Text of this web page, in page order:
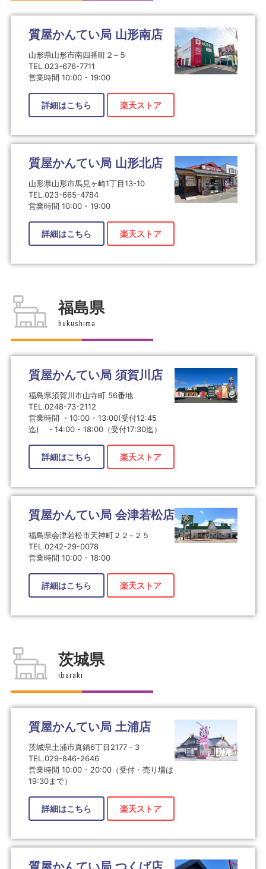
質屋かんてい局 山形南店
山形県山形市南四番町２−５
TEL.023-676-7711
営業時間 10:00 - 19:00
詳細はこちら 楽天ストア
質屋かんてい局 山形北店
山形県山形市馬見ヶ崎1丁目13-10
TEL.023-665-4784
営業時間 10:00 - 19:00
詳細はこちら 楽天ストア
福島県
hukushima
質屋かんてい局 須賀川店
福島県須賀川市山寺町 56番地
TEL.0248-73-2112
営業時間 ・10:00 - 13:00(受付12:45
迄) ・14:00 - 18:00（受付17:30迄）
詳細はこちら 楽天ストア
質屋かんてい局 会津若松店
福島県会津若松市天神町２２−２５
TEL.0242-29-0078
営業時間 10:00 - 18:00
詳細はこちら 楽天ストア
茨城県
ibaraki
質屋かんてい局 土浦店
茨城県土浦市真鍋6丁目2177－3
TEL.029-846-2646
営業時間 10:00 - 20:00（受付・売り場は
19:30まで）
詳細はこちら 楽天ストア